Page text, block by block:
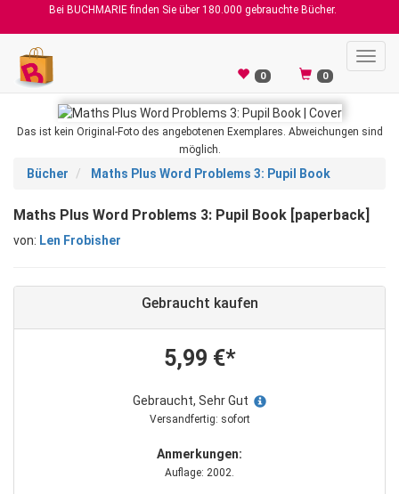
Bei BUCHMARIE finden Sie über 180.000 gebrauchte Bücher.
0 0
Das ist kein Original-Foto des angebotenen Exemplares. Abweichungen sind
möglich.
Bücher Maths Plus Word Problems 3: Pupil Book
Maths Plus Word Problems 3: Pupil Book [paperback]
von: Len Frobisher
Gebraucht kaufen
5,99 €*
Gebraucht, Sehr Gut
Versandfertig: sofort
Anmerkungen:
Auflage: 2002.